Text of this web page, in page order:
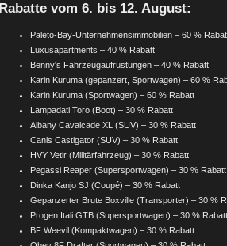
Rabatte vom 6. bis 12. August:
Paleto-Bay-Unternehmensimmobilien – 60 %
Luxusapartments – 40 % Rabatt
Benny's Fahrzeugaufrüstungen – 40 % Rabatt
Karin Kuruma (gepanzert, Sportwagen) – 60 %
Karin Kuruma (Sportwagen) – 60 % Rabatt
Lampadati Toro (Boot) – 30 % Rabatt
Albany Cavalcade XL (SUV) – 30 % Rabatt
Canis Castigator (SUV) – 30 % Rabatt
HVY Vetir (Militärfahrzeug) – 30 % Rabatt
Pegassi Reaper (Supersportwagen) – 30 % Rabatt
Dinka Kanjo SJ (Coupé) – 30 % Rabatt
Gepanzerter Brute Boxville (Transporter) – 30 %
Progen Itali GTB (Supersportwagen) – 30 % Rabatt
BF Weevil (Kompaktwagen) – 30 % Rabatt